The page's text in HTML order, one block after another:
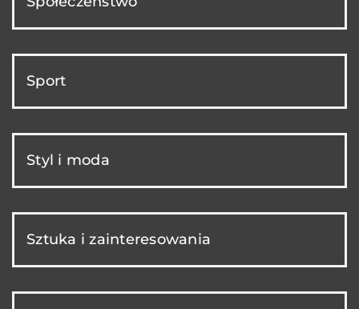
Sport
Styl i moda
Sztuka i zainteresowania